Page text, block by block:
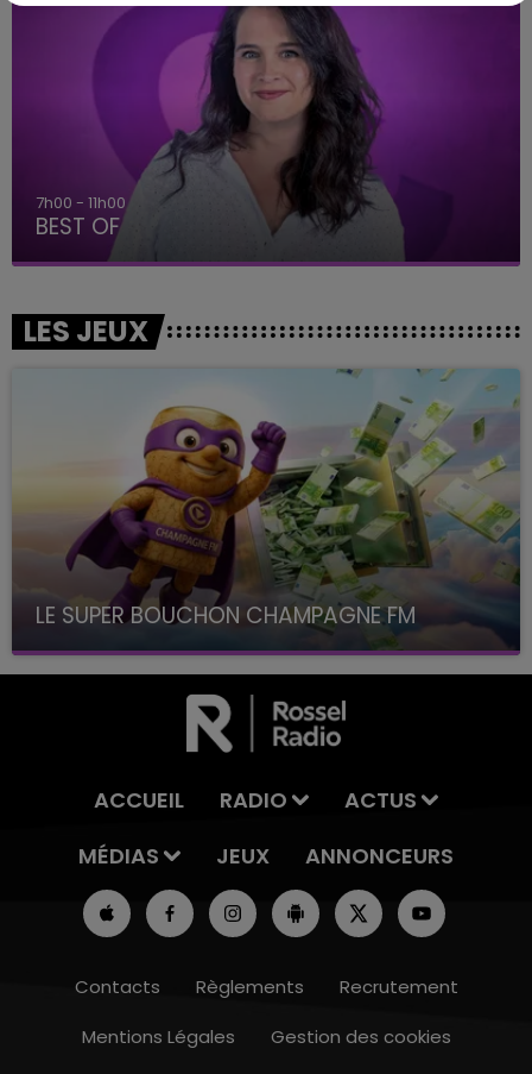
11h00 - 16h00
Le week-end Champagne FM
LES JEUX
LE SUPER BOUCHON CHAMPAGNE FM
avec La Famille Champagne FM, à 8H10
ACCUEIL RADIO
ACTUS
MÉDIAS
JEUX ANNONCEURS
Contacts Règlements
Recrutement
Mentions Légales
Gestion des cookies